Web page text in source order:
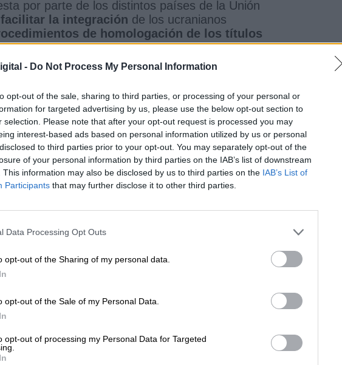
- Do Not Process My Personal Information
opt-out of the sale, sharing to third parties, or processing of your personal or
for targeted advertising by us, please use the below opt-out section to
selection. Please note that after your opt-out request is processed you may
interest-based ads based on personal information utilized by us or personal
to third parties prior to your opt-out. You may separately opt-out of the
of your personal information by third parties on the IAB’s list of downstream
This information may also be disclosed by us to third parties on the IAB’s List of
Participants that may further disclose it to other third parties.
Data Processing Opt Outs
opt-out of the Sharing of my personal data.
opt-out of the Sale of my Personal Data.
opt-out of processing my Personal Data for Targeted
por parte de los distintos países de la Unión
facilitar la integración de los ucranianos
de homologación de los títulos
profesionales.
apoyar a los refugiados de Ucrania, a través de la
Refugiados en Europa (CARE). También podrán
programaErasmus+, cuyo destino podrá
RELACIONADAS